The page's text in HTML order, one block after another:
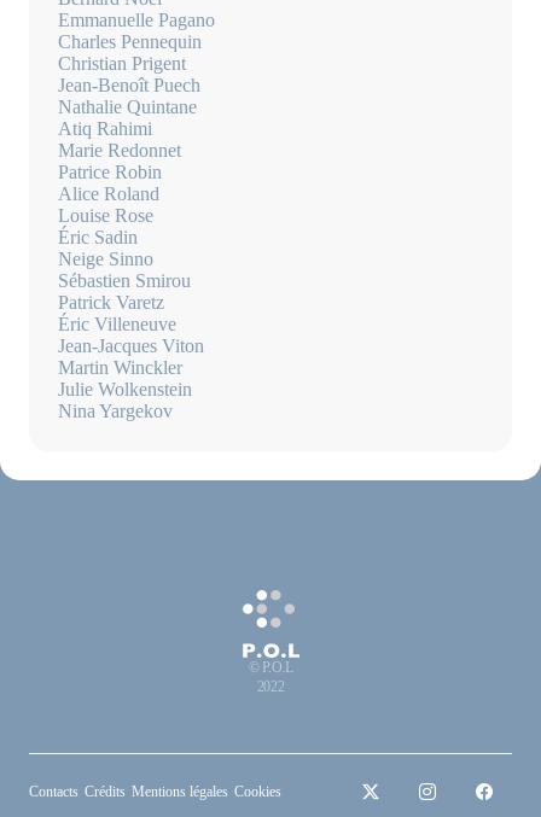
Emmanuelle Pagano
Charles Pennequin
Christian Prigent
Jean-Benoît Puech
Nathalie Quintane
Atiq Rahimi
Marie Redonnet
Patrice Robin
Alice Roland
Louise Rose
Éric Sadin
Neige Sinno
Sébastien Smirou
Patrick Varetz
Éric Villeneuve
Jean-Jacques Viton
Martin Winckler
Julie Wolkenstein
Nina Yargekov
© P.O.L
2022
Contacts Crédits Mentions légales Cookies